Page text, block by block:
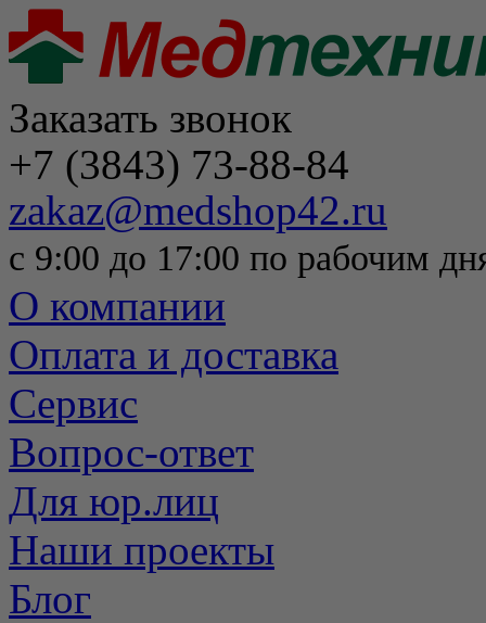
Заказать звонок
+7 (3843) 73-88-84
zakaz@medshop42.ru
с 9:00 до 17:00 по рабочим
О компании
Оплата и доставка
Сервис
Вопрос-ответ
Для юр.лиц
Наши проекты
Блог